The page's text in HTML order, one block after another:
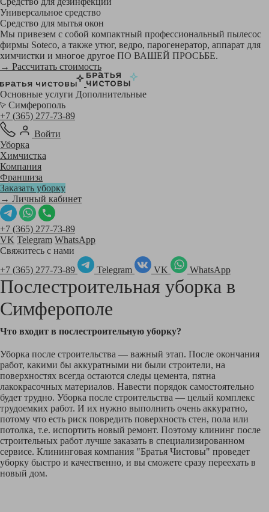
Универсальное средство
Средство для мытья окон
Мы привезем с собой компактный профессиональный пылесос
фирмы Soteco, а также утюг, ведро, парогенератор, аппарат для
химчистки и многое другое ПО ВАШЕЙ ПРОСЬБЕ.
→ Рассчитать стоимость
Основные услуги Дополнительные
Симферополь
+7 (365) 277-73-89
Войти
Уборка
Химчистка
Компания
Франшиза
Заказать уборку
→ Личный кабинет
+7 (365) 277-73-89
VK Telegram WhatsApp
Свяжитесь с нами
+7 (365) 277-73-89
Telegram VK WhatsApp
Послестроительная уборка в
Симферополе
Что входит в послестроительную уборку?
Уборка после строительства — важный этап. После окончания
работ, какими бы аккуратными ни были строители, на
поверхностях всегда остаются следы цемента, пятна
лакокрасочных материалов. Навести порядок самостоятельно
будет трудно. Уборка после строительства — целый комплекс
трудоемких работ. И их нужно выполнить очень аккуратно,
потому что есть риск повредить поверхность стен, пола или
потолка, т.е. испортить новый ремонт. Поэтому клининг после
строительных работ лучше заказать в специализированном
сервисе. Клининговая компания "Братья Чистовы" проведет
уборку быстро и качественно, и вы сможете сразу переехать в
новый дом.